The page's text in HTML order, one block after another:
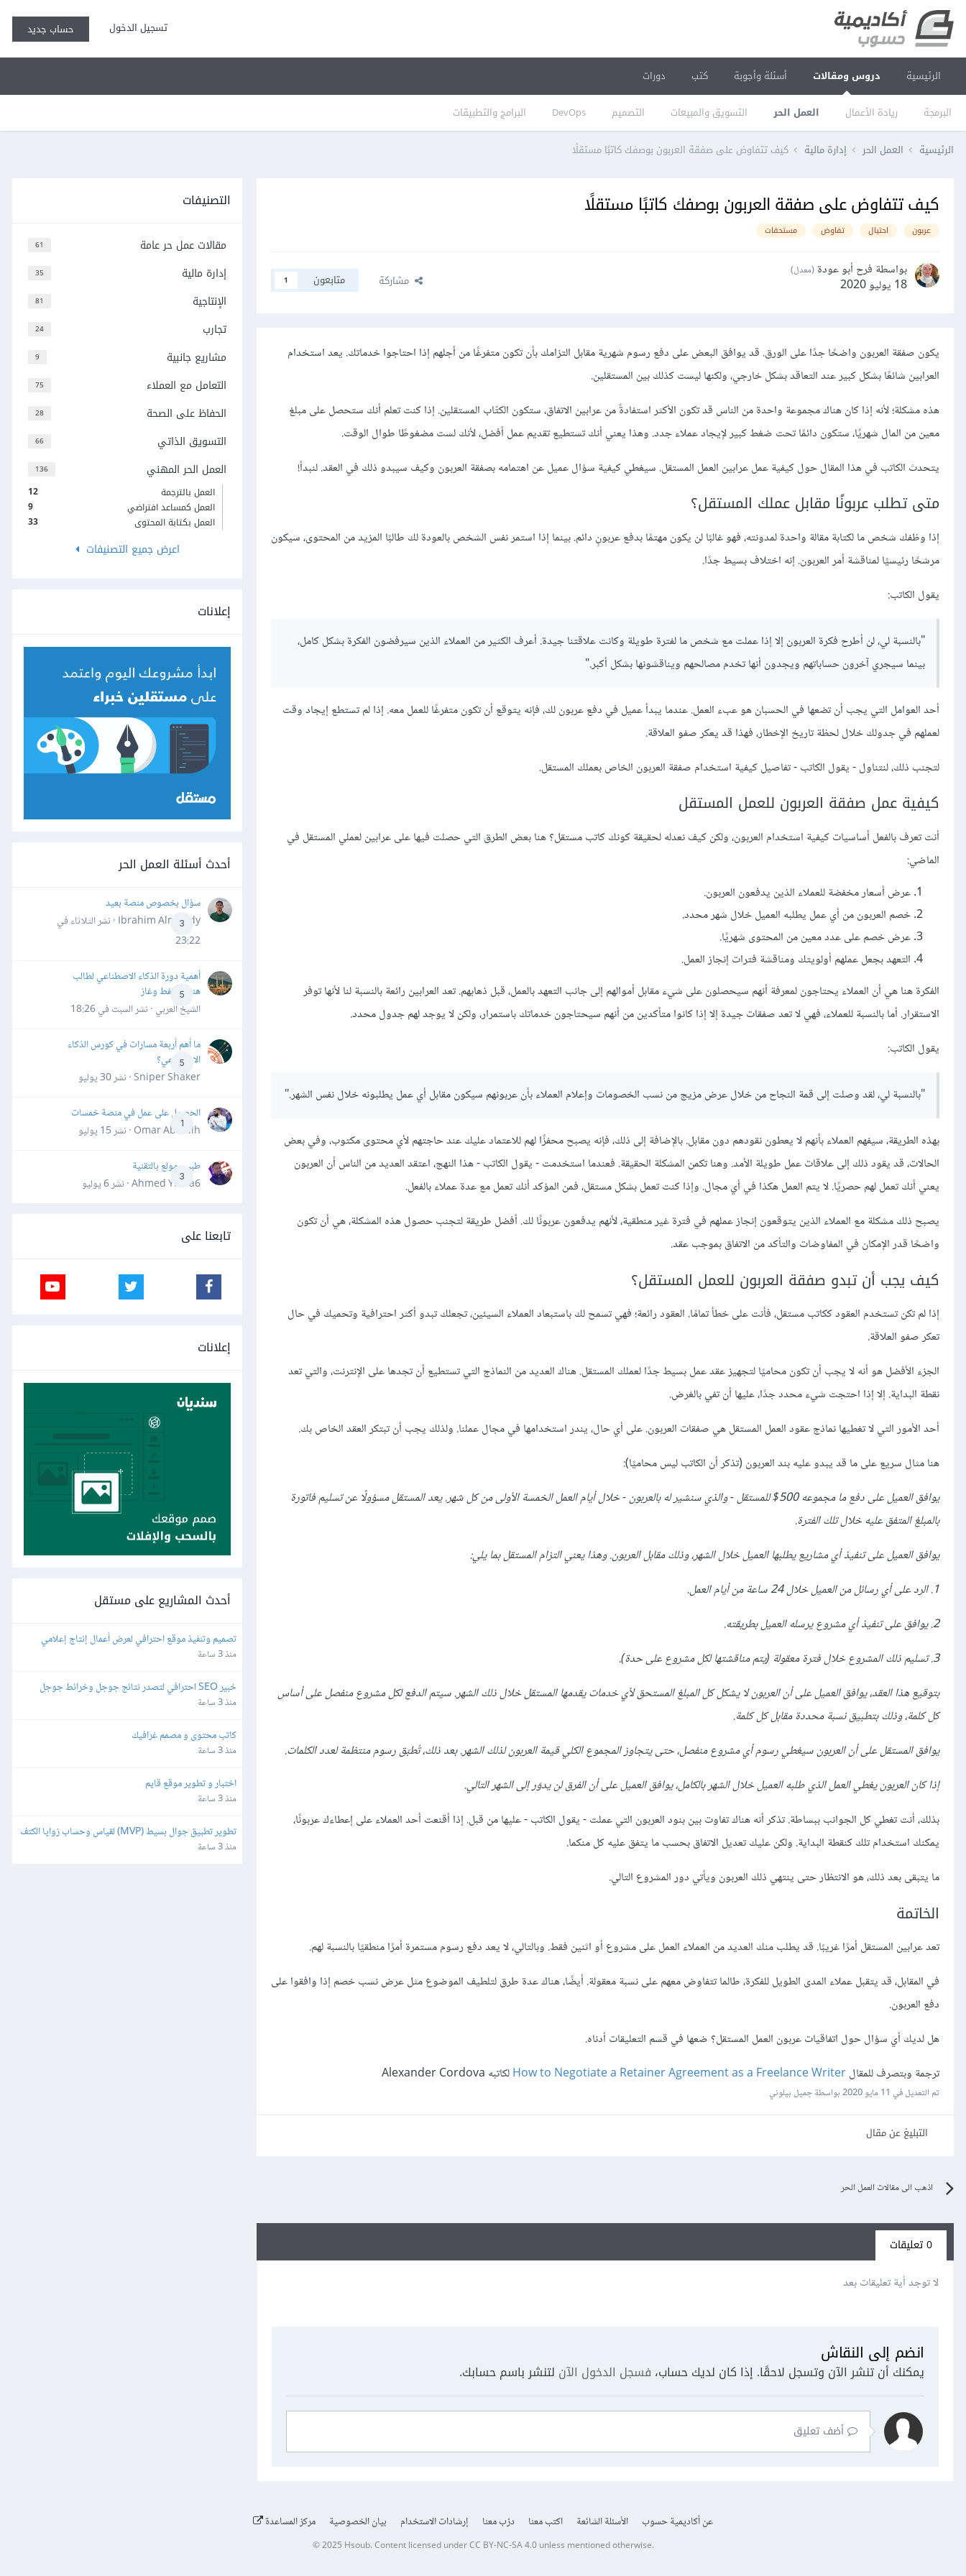
تسجيل الدخول حساب جديد
الرئيسية دروس ومقالات
البرمجة ريادة الأعمال العمل الحر التسويق والمبيعات التصميم DevOps البرامج والتطبيقات
أسئلة وأجوبة كتب دورات
الرئيسية العمل الحر إدارة مالية كيف تتفاوض على صفقة العربون بوصفك كاتبًا مستقلًا
كيف تتفاوض على صفقة العربون بوصفك كاتبًا مستقلًا
عربون احتيال تفاوض مستحقات
بواسطة فرح أبو عودة (معدل)
18 يوليو 2020 مشاركة متابعون 1
يكون صفقة العربون واضحًا جدًا على الورق. قد يوافق البعض على دفع رسوم شهرية مقابل التزامك بأن تكون متفرغًا من أجلهم إذا احتاجوا خدماتك. يعد استخدام
العرابين شائعًا بشكل كبير عند التعاقد بشكل خارجي، ولكنها ليست كذلك بين المستقلين.
هذه مشكلة؛ لأنه إذا كان هناك مجموعة واحدة من الناس قد تكون الأكثر استفادةً من عرابين الاتفاق، ستكون الكتّاب المستقلين. إذا كنت تعلم أنك ستحصل على مبلغ
معين من المال شهريًا، ستكون دائمًا تحت ضغط كبير لإيجاد عملاء جدد. وهذا يعني أنك تستطيع تقديم عمل أفضل، لأنك لست مضغوطًا طوال الوقت.
يتحدث الكاتب في هذا المقال حول كيفية عمل عرابين العمل المستقل. سيغطي كيفية سؤال عميل عن اهتمامه بصفقة العربون وكيف سيبدو ذلك في العقد. لنبدأ!
متى تطلب عربونًا مقابل عملك المستقل؟
إذا وظفك شخص ما لكتابة مقالة واحدة لمدونته، فهو غالبًا لن يكون مهتمًا بدفع عربونٍ دائم. بينما إذا استمر نفس الشخص بالعودة لك طالبًا المزيد من المحتوى، سيكون
مرشحًا رئيسيًا لمناقشة أمر العربون. إنه اختلاف بسيط جدًا.
يقول الكاتب:
"بالنسبة لي، لن أطرح فكرة العربون إلا إذا عملت مع شخص ما لفترة طويلة وكانت علاقتنا جيدة. أعرف الكثير من العملاء الذين سيرفضون الفكرة بشكل كامل،
بينما سيجري آخرون حساباتهم ويجدون أنها تخدم مصالحهم ويناقشونها بشكل أكبر."
أحد العوامل التي يجب أن تضعها في الحسبان هو عبء العمل. عندما يبدأ عميل في دفع عربون لك، فإنه يتوقع أن تكون متفرغًا للعمل معه. إذا لم تستطع إيجاد وقت
لعملهم في جدولك خلال لحظة تاريخ الإخطار، فهذا قد يعكر صفو العلاقة.
لتجنب ذلك، لنتناول - يقول الكاتب - تفاصيل كيفية استخدام صفقة العربون الخاص بعملك المستقل.
كيفية عمل صفقة العربون للعمل المستقل
أنت تعرف بالفعل أساسيات كيفية استخدام العربون، ولكن كيف نعدله لحقيقة كونك كاتب مستقل؟ هنا بعض الطرق التي حصلت فيها على عرابين لعملي المستقل في
الماضي:
عرض أسعار مخفضة للعملاء الذين يدفعون العربون.
خصم العربون من أي عمل يطلبه العميل خلال شهر محدد.
عرض خصم على عدد معين من المحتوى شهريًا.
التعهد بجعل عملهم أولويتك ومناقشة فترات إنجاز العمل.
الفكرة هنا هي أن العملاء يحتاجون لمعرفة أنهم سيحصلون على شيء مقابل أموالهم إلى جانب التعهد بالعمل، قبل ذهابهم. تعد العرابين رائعة بالنسبة لنا لأنها توفر
الاستقرار. أما بالنسبة للعملاء، فهي لا تعد صفقات جيدة إلا إذا كانوا متأكدين من أنهم سيحتاجون خدماتك باستمرار، ولكن لا يوجد لهم جدول محدد.
يقول الكاتب:
"بالنسبة لي، لقد وصلت إلى قمة النجاح من خلال عرض مزيج من نسب الخصومات وإعلام العملاء بأن عربونهم سيكون مقابل أي عمل يطلبونه خلال نفس الشهر."
بهذه الطريقة، سيفهم العملاء بأنهم لا يعطون نقودهم دون مقابل. بالإضافة إلى ذلك، فإنه يصبح محفزًا لهم للاعتماد عليك عند حاجتهم لأي محتوى مكتوب، وفي بعض
الحالات، قد يقود ذلك إلى علاقات عمل طويلة الأمد. وهنا تكمن المشكلة الحقيقة. فعندما استخدمت - يقول الكاتب - هذا النهج، اعتقد العديد من الناس أن العربون
يعني أنك تعمل لهم حصريًا. لا يتم العمل هكذا في أي مجال. وإذا كنت تعمل بشكل مستقل، فمن المؤكد أنك تعمل مع عدة عملاء بالفعل.
يصبح ذلك مشكلة مع العملاء الذين يتوقعون إنجاز عملهم في فترة غير منطقية، لأنهم يدفعون عربونًا لك. أفضل طريقة لتجنب حصول هذه المشكلة، هي أن تكون
واضحًا قدر الإمكان في المفاوضات والتأكد من الاتفاق بموجب عقد.
كيف يجب أن تبدو صفقة العربون للعمل المستقل؟
إذا لم تكن تستخدم العقود ككاتب مستقل، فأنت على خطأ تمامًا. العقود رائعة؛ فهي تسمح لك باستبعاد العملاء السيئين، تجعلك تبدو أكثر احترافية وتحميك في حال
تعكر صفو العلاقة.
الجزء الأفضل هو أنه لا يجب أن تكون محاميًا لتجهيز عقد عمل بسيط جدًا لعملك المستقل. هناك العديد من النماذج التي تستطيع أن تجدها على الإنترنت، والتي تعد
نقطة البداية. إلا إذا احتجت شيء محدد جدًا، عليها أن تفي بالغرض.
أحد الأمور التي لا تغطيها نماذج عقود العمل المستقل هي صفقات العربون. على أي حال، يندر استخدامها في مجال عملنا. ولذلك يجب أن تبتكر العقد الخاص بك.
هنا مثال سريع على ما قد يبدو عليه بند العربون (تذكر أن الكاتب ليس محاميًا):
يوافق العميل على دفع ما مجموعه 500$ للمستقل - والذي سنشير له بالعربون - خلال أيام العمل الخمسة الأولى من كل شهر. يعد المستقل مسؤولًا عن تسليم فاتورة
بالمبلغ المتفق عليه خلال تلك الفترة.
يوافق العميل على تنفيذ أي مشاريع يطلبها العميل خلال الشهر، وذلك مقابل العربون. وهذا يعني التزام المستقل بما يلي:
1. الرد على أي رسائل من العميل خلال 24 ساعة من أيام العمل.
2. يوافق على تنفيذ أي مشروع يرسله العميل بطريقته.
3. تسليم ذلك المشروع خلال فترة معقولة (يتم مناقشتها لكل مشروع على حدة).
بتوقيع هذا العقد، يوافق العميل على أن العربون لا يشكل كل المبلغ المستحق لأي خدمات يقدمها المستقل خلال ذلك الشهر. سيتم الدفع لكل مشروع منفصل على أساس
كل كلمة، وذلك بتطبيق نسبة محددة مقابل كل كلمة.
يوافق المستقل على أن العربون سيغطي رسوم أي مشروع منفصل، حتى يتجاوز المجموع الكلي قيمة العربون لذلك الشهر. بعد ذلك، تُطبّق رسوم منتظمة لعدد الكلمات.
إذا كان العربون يغطي العمل الذي طلبه العميل خلال الشهر بالكامل، يوافق العميل على أن الفرق لن يدوّر إلى الشهر التالي.
بذلك، أنت تغطي كل الجوانب ببساطة. تذكر أنه هناك تفاوت بين بنود العربون التي عملت - يقول الكاتب - عليها من قبل. إذا أقنعت أحد العملاء على إعطاءك عربونًا،
يمكنك استخدام تلك كنقطة البداية. ولكن عليك تعديل الاتفاق بحسب ما يتفق عليه كل منكما.
ما يتبقى بعد ذلك، هو الانتظار حتى ينتهي ذلك العربون ويأتي دور المشروع التالي.
الخاتمة
تعد عرابين المستقل أمرًا غريبًا. قد يطلب منك العديد من العملاء العمل على مشروع أو اثنين فقط. وبالتالي، لا يعد دفع رسوم مستمرة أمرًا منطقيًا بالنسبة لهم.
في المقابل، قد يتقبل عملاء المدى الطويل للفكرة، طالما تتفاوض معهم على نسبة معقولة. أيضًا، هناك عدة طرق لتلطيف الموضوع مثل عرض نسب خصم إذا وافقوا على
دفع العربون.
هل لديك أي سؤال حول اتفاقيات عربون العمل المستقل؟ ضعها في قسم التعليقات أدناه.
ترجمة وبتصرف للمقالHow to Negotiate a Retainer Agreement as a Freelance Writerلكاتبه Alexander Cordova
تم التعديل في 11 مايو 2020 بواسطة جميل بيلوني
التبليغ عن مقال
اذهب الى مقالات العمل الحر
0 تعليقات
لا توجد أية تعليقات بعد
انضم إلى النقاش
يمكنك أن تنشر الآن وتسجل لاحقًا. إذا كان لديك حساب، فسجل الدخول الآن لتنشر باسم حسابك.
أضف تعليق
التصنيفات
61 مقالات عمل حر عامة
35 إدارة مالية
81 الإنتاجية
24 تجارب
9 مشاريع جانبية
75 التعامل مع العملاء
28 الحفاظ على الصحة
66 التسويق الذاتي
136 العمل الحر المهني
12
العمل بالترجمة
9
العمل كمساعد افتراضي
33
العمل بكتابة المحتوى
اعرض جميع التصنيفات
إعلانات
أحدث أسئلة العمل الحر
3
سؤال بخصوص منصة بعيد
Ibrahim Almahdy · نشر
الثلاثاء في
23:22
5
أهمية دورة الذكاء الاصطناعي لطالب
هندسة نفط وغاز
الشيخ العربي · نشرالسبت في 18:26
5
ما أهم أربعة مسارات في كورس الذكاء
الاصطناعي؟
Sniper Shaker · نشر
30 يوليو
1
الحصول على عمل في منصة خمسات
Omar Abdallh · نشر
15 يوليو
3
طبيب مولع بالتقنية
Ahmed Yahia6 · نشر
6 يوليو
تابعنا على
إعلانات
أحدث المشاريع على مستقل
تصميم وتنفيذ موقع احترافي لعرض أعمال إنتاج إعلامي
منذ 3 ساعة
خبير SEO احترافي لتصدر نتائج جوجل وخرائط جوجل
منذ 3 ساعة
كاتب محتوى و مصمم غرافيك
منذ 3 ساعة
اختبار و تطوير موقع قايم
منذ 3 ساعة
تطوير تطبيق جوال بسيط (MVP) لقياس وحساب زوايا الكتف
منذ 3 ساعة
عن أكاديمية حسوب الأسئلة الشائعة اكتب معنا درّب معنا إرشادات الاستخدام بيان الخصوصية مركز المساعدة
© 2025 Hsoub.Content licensed underCC BY-NC-SA 4.0unless mentioned otherwise.